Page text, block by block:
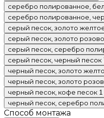
серебро полированное,
серебро полированное,
серый песок, золото
серый песок, золото
серый песок, серебро
серый песок, черный песок
черный песок, золото
черный песок, золото
черный песок, кофе песок 1
черный песок, серебро
Способ монтажа